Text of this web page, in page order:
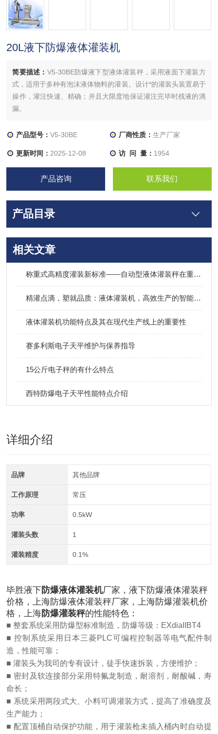
20L液下防爆液体灌装机
简要描述： V5-30BE防爆液下型液体灌装秤，采用液面下灌装方
式，适用于多种有泡沫液体物料的灌装。设计*的灌装头装置易于
操作，灌注快速、精确；并且大限度地保证灌注完毕时残液的滴
漏。
产品型号：V5-30BE 厂商性质： 生产厂家
更新时间： 2025-12-08 访 问 量： 1954
产品咨询 联系我们
产品目录
相关文章
称重式高精度灌装新标准——自动型液体灌装秤在重工业领域的应用
精灌点滴，塑就品质：液体灌装机，高效生产的智能引擎
液体灌装机功能特点及其在现代生产线上的重要性
赛多利斯电子天平维护与保养指导
15公斤电子秤的有什么特点
西特防爆电子天平性能特点介绍
详细介绍
品牌 其他品牌
工作原理 常压
功率 0.5kW
灌装头数 1
灌装精度 0.1%
毕胜液下防爆液体灌装机厂家，液下防爆液体灌装秤
价格，上海防爆液体灌装秤厂家，上海防爆灌装机价
格，上海防爆灌装秤的性能特色：
■ 整套系统采用防爆型标准制造，防爆等级：EXdiaIIBT4
■ 控制系统采用日本三菱PLC可编程控制器等电气配件制
造，性能可靠；
■ 灌装头为我司的专有设计，徒手快速拆装，方便维护；
■ 密封及软连接部分采用特氟龙制造，耐溶剂，耐酸碱，寿
命长；
■ 系统采用两段式大、小料可调灌装方式，提高了准确度及
生产能力；
■ 配置顶桶自动保护功能，用于灌装枪未插入桶内时自动提